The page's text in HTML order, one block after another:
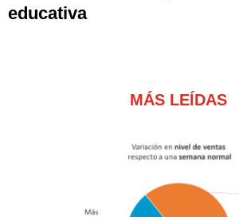
educativa
MÁS LEÍDAS